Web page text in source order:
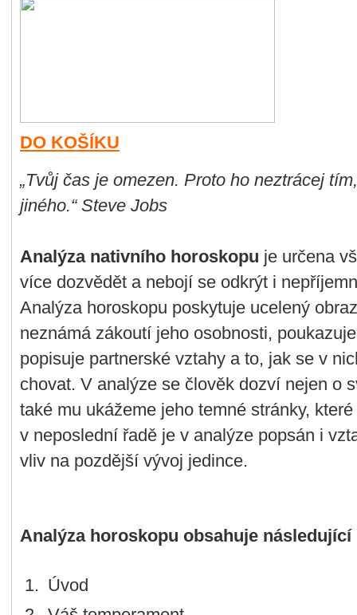
DO KOŠÍKU
„Tvůj čas je omezen. Proto ho neztrácej
jiného.“ Steve Jobs
Analýza nativního horoskopu je určena
více dozvědět a nebojí se odkrýt i
Analýza horoskopu poskytuje ucelený
neznámá zákoutí jeho osobnosti,
popisuje partnerské vztahy a to, jak se v
chovat. V analýze se člověk dozví nejen o
také mu ukážeme jeho temné stránky,
v neposlední řadě je v analýze popsán i
vliv na pozdější vývoj jedince.
Analýza horoskopu obsahuje
Úvod